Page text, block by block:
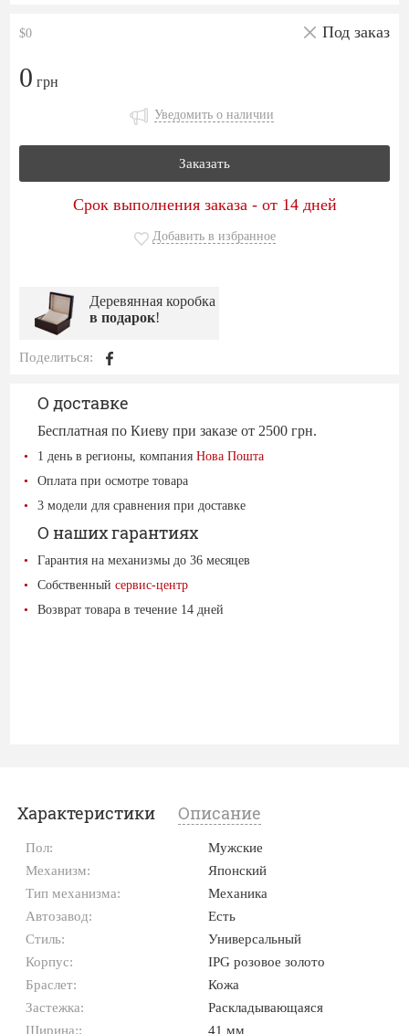
$0 Под заказ
0 грн
Уведомить о наличии
Заказать
Срок выполнения заказа - от 14 дней
Добавить в избранное
Деревянная коробка
в подарок!
Поделиться:
О доставке
Бесплатная по Киеву при заказе от 2500 грн.
1 день в регионы, компанияНова Пошта
Оплата при осмотре товара
3 модели для сравнения при доставке
О наших гарантиях
Гарантия на механизмы до 36 месяцев
Собственныйсервис-центр
Возврат товара в течение 14 дней
Характеристики Описание
Пол:
Мужские
Механизм:
Японский
Тип механизма:
Механика
Автозавод:
Есть
Стиль:
Универсальный
Корпус:
IPG розовое золото
Браслет:
Кожа
Застежка:
Раскладывающаяся
Ширина::
41 мм